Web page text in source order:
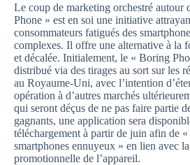
Le coup de marketing orchestré autour
Phone » est en soi une initiative
consommateurs fatigués des
complexes. Il offre une alternative à la
et décalée. Initialement, le « Boring
distribué via des tirages au sort sur les
au Royaume-Uni, avec l’intention
opération à d’autres marchés
qui seront déçus de ne pas faire partie
gagnants, une application sera
téléchargement à partir de juin afin de «
smartphones ennuyeux » en lien avec
promotionnelle de l’appareil.